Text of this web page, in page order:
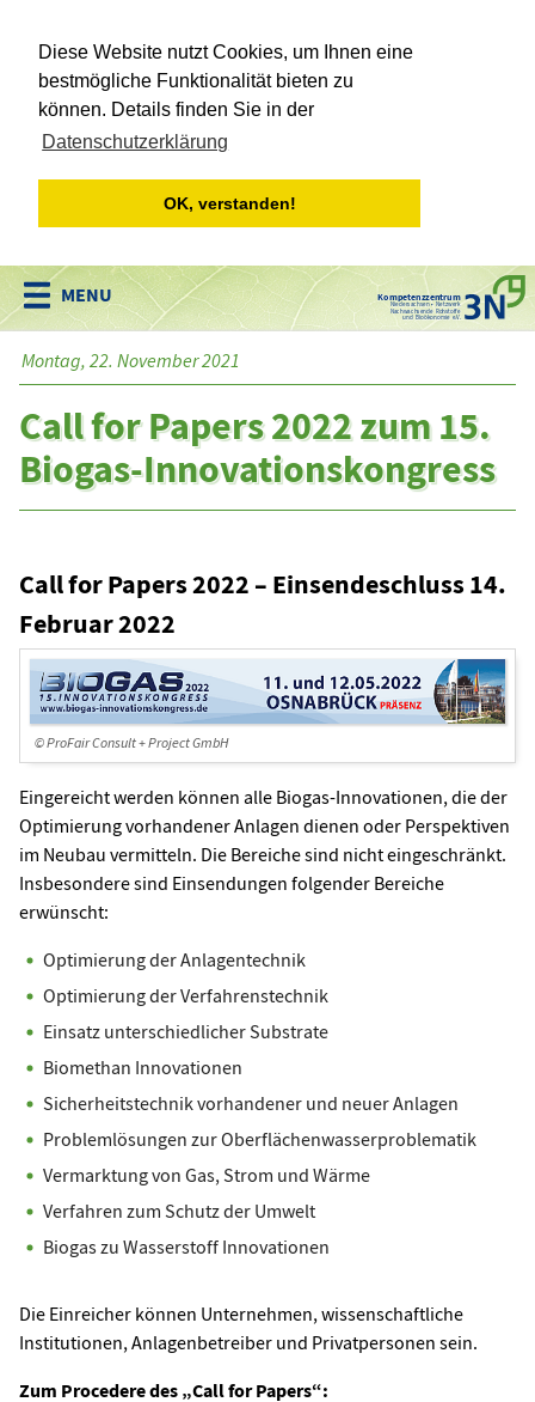
Diese Website nutzt Cookies, um Ihnen eine
bestmögliche Funktionalität bieten zu
können. Details finden Sie in der
Datenschutzerklärung
OK, verstanden!
Kompetenzzentrum
Niedersachsen • Netzwerk
Nachwachsende Rohstoffe
und Bioökonomie e.V.
Montag, 22. November 2021
Call for Papers 2022 zum 15.
Biogas-Innovationskongress
Call for Papers 2022 – Einsendeschluss 14.
Februar 2022
© ProFair Consult + Project GmbH
Eingereicht werden können alle Biogas-Innovationen, die der
Optimierung vorhandener Anlagen dienen oder Perspektiven
im Neubau vermitteln. Die Bereiche sind nicht eingeschränkt.
Insbesondere sind Einsendungen folgender Bereiche
erwünscht:
Optimierung der Anlagentechnik
Optimierung der Verfahrenstechnik
Einsatz unterschiedlicher Substrate
Biomethan Innovationen
Sicherheitstechnik vorhandener und neuer Anlagen
Problemlösungen zur Oberflächenwasserproblematik
Vermarktung von Gas, Strom und Wärme
Verfahren zum Schutz der Umwelt
Biogas zu Wasserstoff Innovationen
Die Einreicher können Unternehmen, wissenschaftliche
Institutionen, Anlagenbetreiber und Privatpersonen sein.
Zum Procedere des „Call for Papers“: